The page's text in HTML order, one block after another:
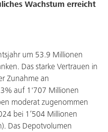
Wachstum erreicht
um 53.9 Millionen
Das starke Vertrauen in
Zunahme an
auf 1'707 Millionen
moderat zugenommen
bei 1’504 Millionen
Das Depotvolumen